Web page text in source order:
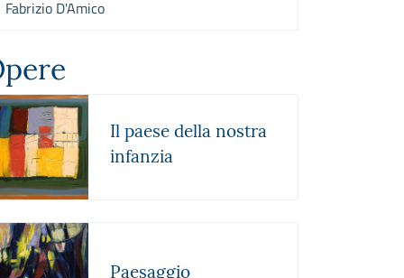
Fabrizio D'Amico
Il paese della nostra
infanzia
Paesaggio